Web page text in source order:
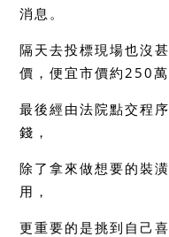
消息。
隔天去投標現場也沒
價，便宜市價約250萬
最後經由法院點交程
錢，
除了拿來做想要的裝
用，
更重要的是挑到自己